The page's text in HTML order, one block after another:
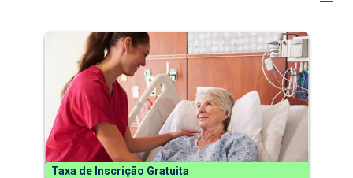
Taxa de Inscrição Gratuita